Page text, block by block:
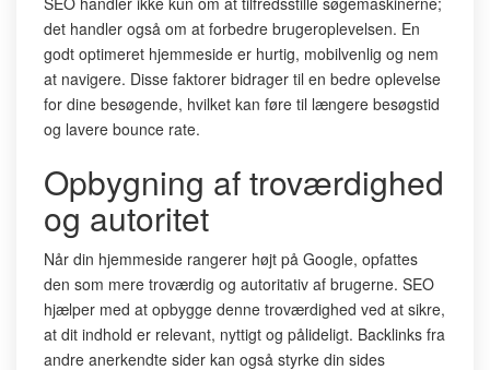
det handler også om at forbedre brugeroplevelsen. En
godt optimeret hjemmeside er hurtig, mobilvenlig og nem
at navigere. Disse faktorer bidrager til en bedre oplevelse
for dine besøgende, hvilket kan føre til længere besøgstid
og lavere bounce rate.
Opbygning af troværdighed
og autoritet
Når din hjemmeside rangerer højt på Google, opfattes
den som mere troværdig og autoritativ af brugerne. SEO
hjælper med at opbygge denne troværdighed ved at sikre,
at dit indhold er relevant, nyttigt og pålideligt. Backlinks fra
andre anerkendte sider kan også styrke din sides